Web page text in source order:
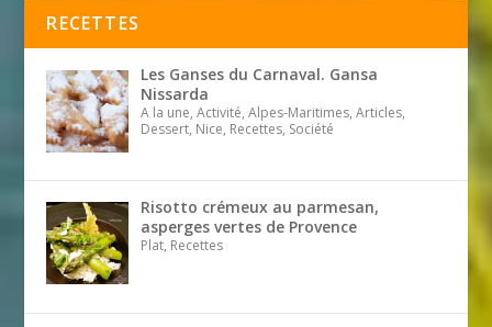
RECETTES
Les Ganses du Carnaval. Gansa
Nissarda
A la une, Activité, Alpes-Maritimes, Articles,
Dessert, Nice, Recettes, Société
Risotto crémeux au parmesan,
asperges vertes de Provence
Plat, Recettes